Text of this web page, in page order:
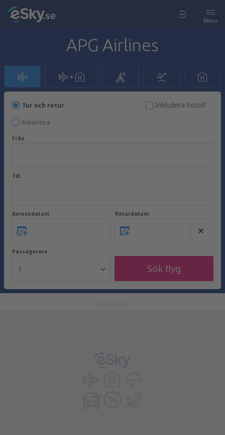
Menu
APG Airlines
Tur och retur
Enkelresa
Inkludera hotell
Från
Till
Avresedatum Returdatum
Passagerare
1 Sök flyg